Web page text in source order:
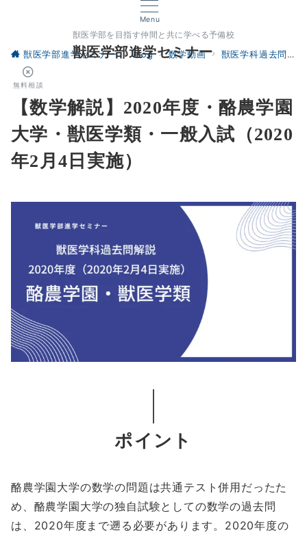
Menu
獣医学部を目指す仲間と共に学べる予備校
獣医学部進学セミナー
無料相談
獣医学部進学セミナー blog 数学動画 獣医学科過去問解説
【数学解説】2020年度・酪農学園
大学・獣医学類・一般入試（2020
年2月4日実施）
ポイント
酪農学園大学の数学の問題は共通テスト併用だったた
め、酪農学園大学の独自試験としての数学の過去問
は、2020年度まで遡る必要があります。2020年度の